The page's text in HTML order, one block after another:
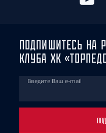
ПОДПИШИТЕСЬ НА
КЛУБА ХК
Введите Ваш e-mail